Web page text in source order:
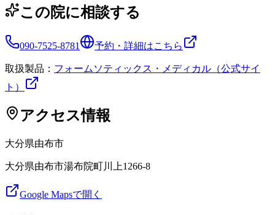
この院に相談する
090-7525-8781 予約・詳細はこちら
取扱製品： フォームソティックス・メディカル（公式サイ
ト）
アクセス情報
大分県由布市
大分県由布市湯布院町川上1266-8
Google Mapsで開く